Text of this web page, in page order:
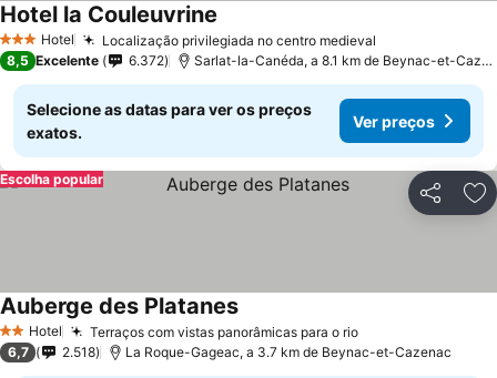
3 EstrelasHotel Localização privilegiada no centro medieval
Hotel la Couleuvrine
8,5 Excelente 6.372 Sarlat-la-Canéda, a 8.1 km de Beynac-et-Cazenac
Selecione as datas para ver os preços
exatos.
Ver preços
Partilhar
Escolha popular
2 Estrelas
Hotel Terraços com vistas panorâmicas para o rio
Auberge des Platanes
6,7 2.518 La Roque-Gageac, a 3.7 km de Beynac-et-Cazenac